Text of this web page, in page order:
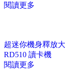
閱讀更多
超迷你機身釋放
RD510 讀卡機
閱讀更多